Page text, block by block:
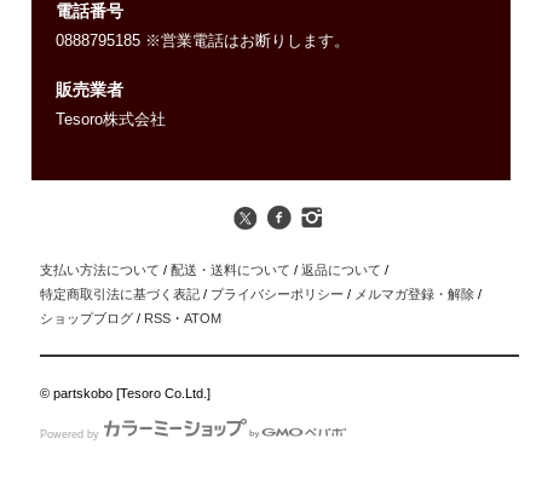
電話番号
0888795185 ※営業電話はお断りします。
販売業者
Tesoro株式会社
支払い方法について / 配送・送料について / 返品について /
特定商取引法に基づく表記 / プライバシーポリシー / メルマガ登録・解除 /
ショップブログ / RSS ・ATOM
© partskobo [Tesoro Co.Ltd.]
Powered by